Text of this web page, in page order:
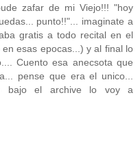
zafar de mi Viejo!!! "hoy
punto!!"... imaginate a
gratis a todo recital en el
esas epocas...) y al final lo
Cuento esa anecsota que
pense que era el unico...
bajo el archive lo voy a